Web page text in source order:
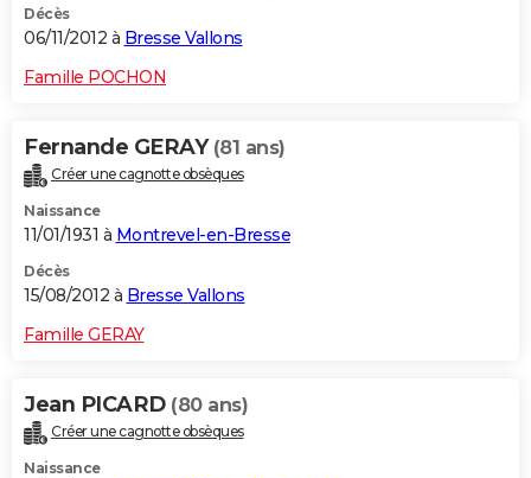
Décès
06/11/2012 à Bresse Vallons
Famille POCHON
Fernande GERAY (81 ans)
Créer une cagnotte obsèques
Naissance
11/01/1931 à Montrevel-en-Bresse
Décès
15/08/2012 à Bresse Vallons
Famille GERAY
Jean PICARD (80 ans)
Créer une cagnotte obsèques
Naissance